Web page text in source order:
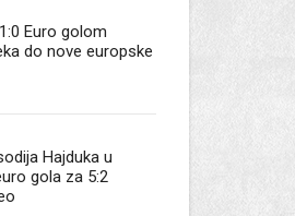
Euro golom
do nove europske
Hajduka u
gola za 5:2